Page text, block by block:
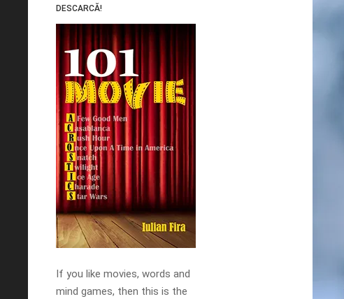
DESCARCĂ!
If you like movies, words and
mind games, then this is the